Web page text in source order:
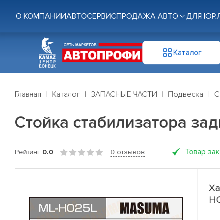
О КОМПАНИИАВТОСЕРВИСПРОДАЖА АВТО ДЛЯ
Каталог
Главная Каталог ЗАПАСНЫЕ ЧАСТИ Подвеска
Стойка стабилизатора
Рейтинг 0.0 0 отзывов Товар